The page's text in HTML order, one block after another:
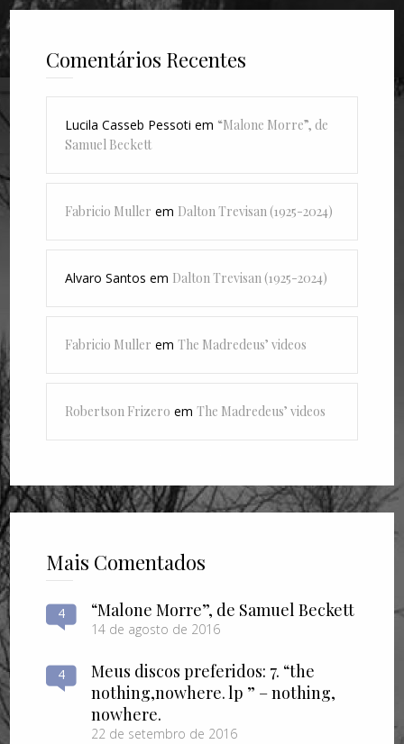
Comentários Recentes
Lucila Casseb Pessoti em “Malone Morre”, de
Samuel Beckett
Fabricio Muller em Dalton Trevisan (1925-2024)
Alvaro Santos em Dalton Trevisan (1925-2024)
Fabricio Muller emThe Madredeus’ videos
Robertson Frizero emThe Madredeus’ videos
Mais Comentados
4 “Malone Morre”, de Samuel Beckett
14 de agosto de 2016
4
Meus discos preferidos: 7. “the
nothing​,​nowhere. lp ” – nothing​,​
nowhere.
22 de setembro de 2016